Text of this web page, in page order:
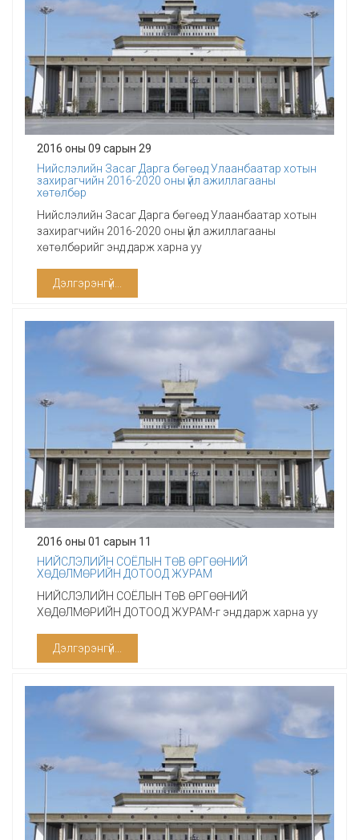
2016 оны 09 сарын 29
Нийслэлийн Засаг Дарга бөгөөд Улаанбаатар хотын
захирагчийн 2016-2020 оны үйл ажиллагааны
хөтөлбөр
Нийслэлийн Засаг Дарга бөгөөд Улаанбаатар хотын
захирагчийн 2016-2020 оны үйл ажиллагааны
хөтөлбөрийг энд дарж харна уу
Дэлгэрэнгүй...
2016 оны 01 сарын 11
НИЙСЛЭЛИЙН СОЁЛЫН ТӨВ ӨРГӨӨНИЙ
ХӨДӨЛМӨРИЙН ДОТООД ЖУРАМ
НИЙСЛЭЛИЙН СОЁЛЫН ТӨВ ӨРГӨӨНИЙ
ХӨДӨЛМӨРИЙН ДОТООД ЖУРАМ-г энд дарж харна уу
Дэлгэрэнгүй...